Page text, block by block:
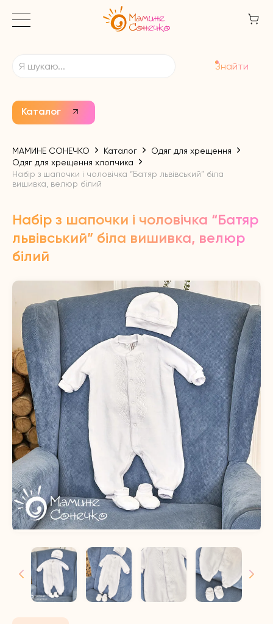
Каталог
Знайти
МАМИНЕ СОНЕЧКО Каталог
Одяг для хрещення
Одяг для хрещення хлопчика
Набір з шапочки і чоловічка “Батяр львівський” біла
вишивка, велюр білий
Набір з шапочки і чоловічка “Батяр
львівський” біла вишивка, велюр
білий